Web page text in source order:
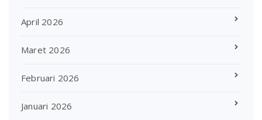
April 2026
Maret 2026
Februari 2026
Januari 2026